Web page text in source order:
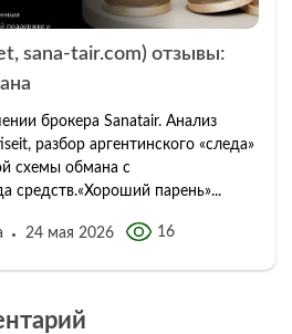
sana-tair.com) отзывы:
брокера Sanatair. Анализ
разбор аргентинского «следа»
схемы обмана с
средств.«Хороший парень»...
24 мая 2026 16